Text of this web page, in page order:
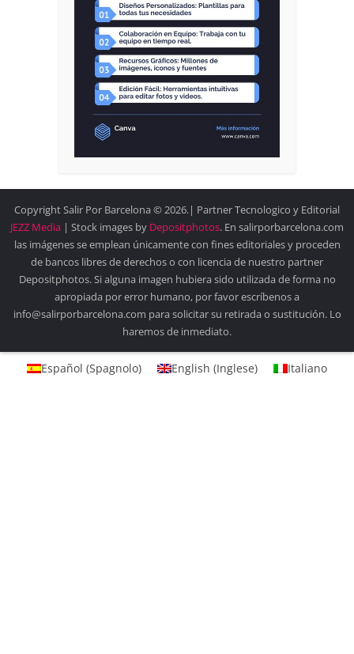
Copyright Salir Por Barcelona © 2026.| Partner Tecnologico y Editorial
JEZZ Media | Stock images by Depositphotos. En salirporbarcelona.com
las imágenes se emplean únicamente con fines editoriales y proceden
de bancos libres de derechos o con licencia de nuestro partner
Depositphotos. Si alguna imagen hubiera sido utilizada de forma no
apropiada por error humano, por favor escríbenos a
info@salirporbarcelona.com para solicitar su retirada o sustitución. Lo
haremos de inmediato.
Español (Spagnolo) English (Inglese) Italiano